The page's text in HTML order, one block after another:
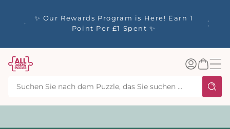
✨ Our Rewards Program is Here! Earn 1
Point Per £1 Spent ✨
Einloggen
Warenkorb